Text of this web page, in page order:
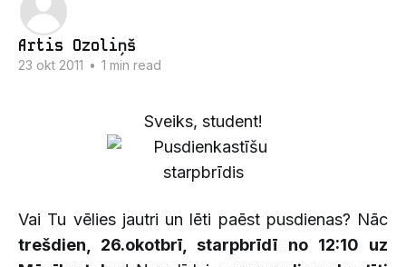
Artis Ozoliņš
23 okt 2011 • 1 min read
Sveiks, student!
Vai Tu vēlies jautri un lēti paēst pusdienas? Nāc
trešdien, 26.okotbrī, starpbrīdī no 12:10 uz